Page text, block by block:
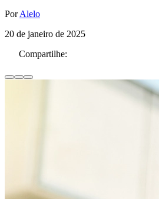
PorAlelo
20 de janeiro de 2025
Compartilhe: